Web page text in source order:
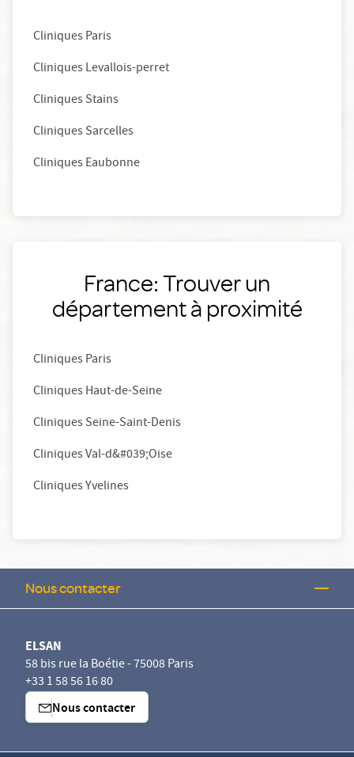
Cliniques Paris
Cliniques Levallois-perret
Cliniques Stains
Cliniques Sarcelles
Cliniques Eaubonne
France: Trouver un
département à proximité
Cliniques Paris
Cliniques Haut-de-Seine
Cliniques Seine-Saint-Denis
Cliniques Val-d&#039;Oise
Cliniques Yvelines
Nous contacter
ELSAN
58 bis rue la Boétie - 75008 Paris
+33 1 58 56 16 80
Nous contacter